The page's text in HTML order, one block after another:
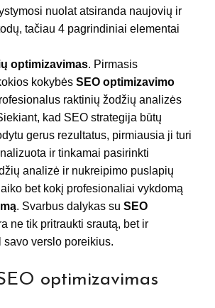
nuolat atsiranda naujovių ir
tačiau 4 pagrindiniai elementai
optimizavimas. Pirmasis
kokybės SEO optimizavimo
raktinių žodžių analizės
kad SEO strategija būtų
gerus rezultatus, pirmiausia ji turi
ir tinkamai pasirinkti
analizė ir nukreipimo puslapių
bet kokį profesionaliai vykdomą
. Svarbus dalykas su SEO
ne tik pritraukti srautą, bet ir
savo verslo poreikius.
optimizavimas